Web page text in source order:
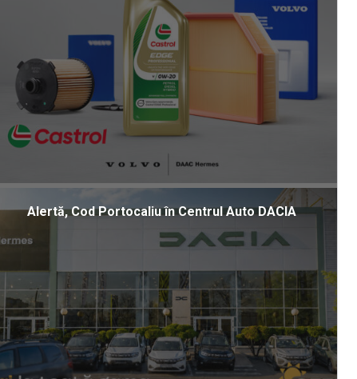
Alertă, Cod Portocaliu în Centrul Auto DACIA